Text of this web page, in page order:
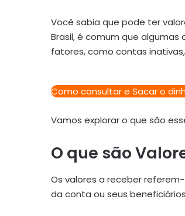
Você sabia que pode ter
Brasil, é comum que
fatores, como contas
Como consultar e Sacar o
Vamos explorar o que são
O que são
Os valores a receber
da conta ou seus